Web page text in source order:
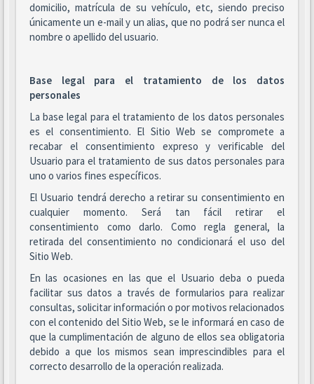
domicilio, matrícula de su vehículo, etc, siendo preciso
únicamente un e-mail y un alias, que no podrá ser nunca el
nombre o apellido del usuario.
Base legal para el tratamiento de los datos
personales
La base legal para el tratamiento de los datos personales
es el consentimiento. El Sitio Web se compromete a
recabar el consentimiento expreso y verificable del
Usuario para el tratamiento de sus datos personales para
uno o varios fines específicos.
El Usuario tendrá derecho a retirar su consentimiento en
cualquier momento. Será tan fácil retirar el
consentimiento como darlo. Como regla general, la
retirada del consentimiento no condicionará el uso del
Sitio Web.
En las ocasiones en las que el Usuario deba o pueda
facilitar sus datos a través de formularios para realizar
consultas, solicitar información o por motivos relacionados
con el contenido del Sitio Web, se le informará en caso de
que la cumplimentación de alguno de ellos sea obligatoria
debido a que los mismos sean imprescindibles para el
correcto desarrollo de la operación realizada.